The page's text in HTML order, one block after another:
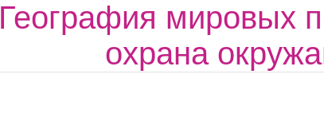
География мировых
охрана